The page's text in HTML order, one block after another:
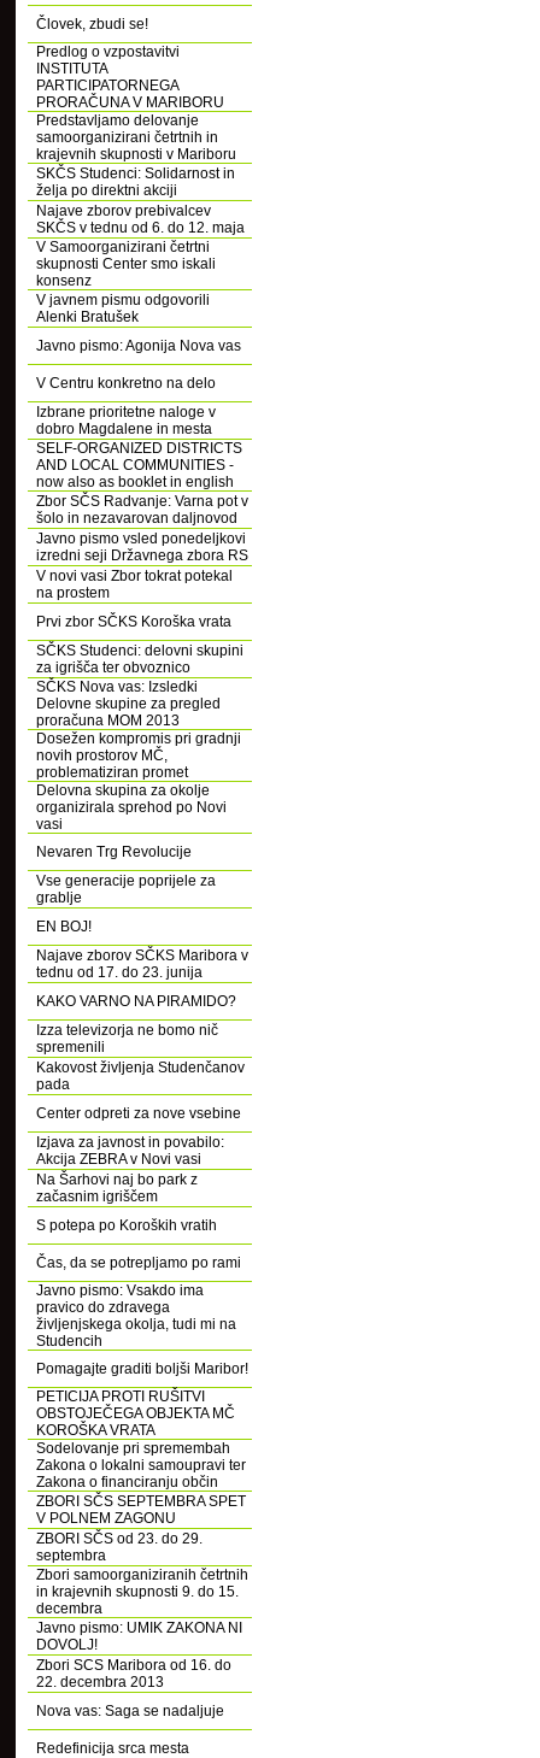
Človek, zbudi se!
Predlog o vzpostavitvi
INSTITUTA
PARTICIPATORNEGA
PRORAČUNA V MARIBORU
Predstavljamo delovanje
samoorganizirani četrtnih in
krajevnih skupnosti v Mariboru
SKČS Studenci: Solidarnost in
želja po direktni akciji
Najave zborov prebivalcev
SKČS v tednu od 6. do 12. maja
V Samoorganizirani četrtni
skupnosti Center smo iskali
konsenz
V javnem pismu odgovorili
Alenki Bratušek
Javno pismo: Agonija Nova vas
V Centru konkretno na delo
Izbrane prioritetne naloge v
dobro Magdalene in mesta
SELF-ORGANIZED DISTRICTS
AND LOCAL COMMUNITIES -
now also as booklet in english
Zbor SČS Radvanje: Varna pot v
šolo in nezavarovan daljnovod
Javno pismo vsled ponedeljkovi
izredni seji Državnega zbora RS
V novi vasi Zbor tokrat potekal
na prostem
Prvi zbor SČKS Koroška vrata
SČKS Studenci: delovni skupini
za igrišča ter obvoznico
SČKS Nova vas: Izsledki
Delovne skupine za pregled
proračuna MOM 2013
Dosežen kompromis pri gradnji
novih prostorov MČ,
problematiziran promet
Delovna skupina za okolje
organizirala sprehod po Novi
vasi
Nevaren Trg Revolucije
Vse generacije poprijele za
grablje
EN BOJ!
Najave zborov SČKS Maribora v
tednu od 17. do 23. junija
KAKO VARNO NA PIRAMIDO?
Izza televizorja ne bomo nič
spremenili
Kakovost življenja Studenčanov
pada
Center odpreti za nove vsebine
Izjava za javnost in povabilo:
Akcija ZEBRA v Novi vasi
Na Šarhovi naj bo park z
začasnim igriščem
S potepa po Koroških vratih
Čas, da se potrepljamo po rami
Javno pismo: Vsakdo ima
pravico do zdravega
življenjskega okolja, tudi mi na
Studencih
Pomagajte graditi boljši Maribor!
PETICIJA PROTI RUŠITVI
OBSTOJEČEGA OBJEKTA MČ
KOROŠKA VRATA
Sodelovanje pri spremembah
Zakona o lokalni samoupravi ter
Zakona o financiranju občin
ZBORI SČS SEPTEMBRA SPET
V POLNEM ZAGONU
ZBORI SČS od 23. do 29.
septembra
Zbori samoorganiziranih četrtnih
in krajevnih skupnosti 9. do 15.
decembra
Javno pismo: UMIK ZAKONA NI
DOVOLJ!
Zbori SCS Maribora od 16. do
22. decembra 2013
Nova vas: Saga se nadaljuje
Redefinicija srca mesta